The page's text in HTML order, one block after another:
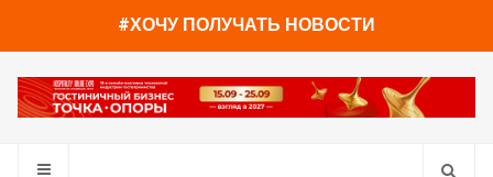
#ХОЧУ ПОЛУЧАТЬ НОВОСТИ